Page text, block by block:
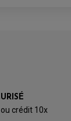
crédit 10x